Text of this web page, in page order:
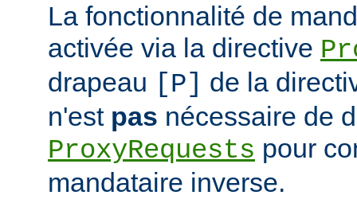
La fonctionnalité de
activée via la directive
drapeau
[P]
de la
n'est pas nécessaire de
ProxyRequests pour
mandataire inverse.